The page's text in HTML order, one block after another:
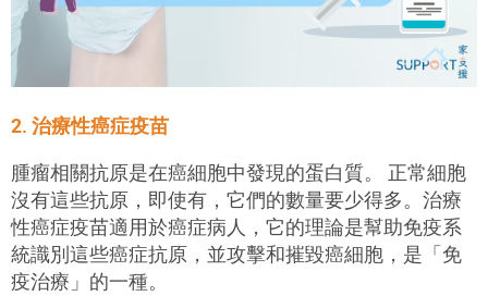
2. 治療性癌症疫苗
腫瘤相關抗原是在癌細胞中發現的蛋白質。 正常細胞
沒有這些抗原，即使有，它們的數量要少得多。治療
性癌症疫苗適用於癌症病人，它的理論是幫助免疫系
統識別這些癌症抗原，並攻擊和摧毀癌細胞，是「免
疫治療」的一種。